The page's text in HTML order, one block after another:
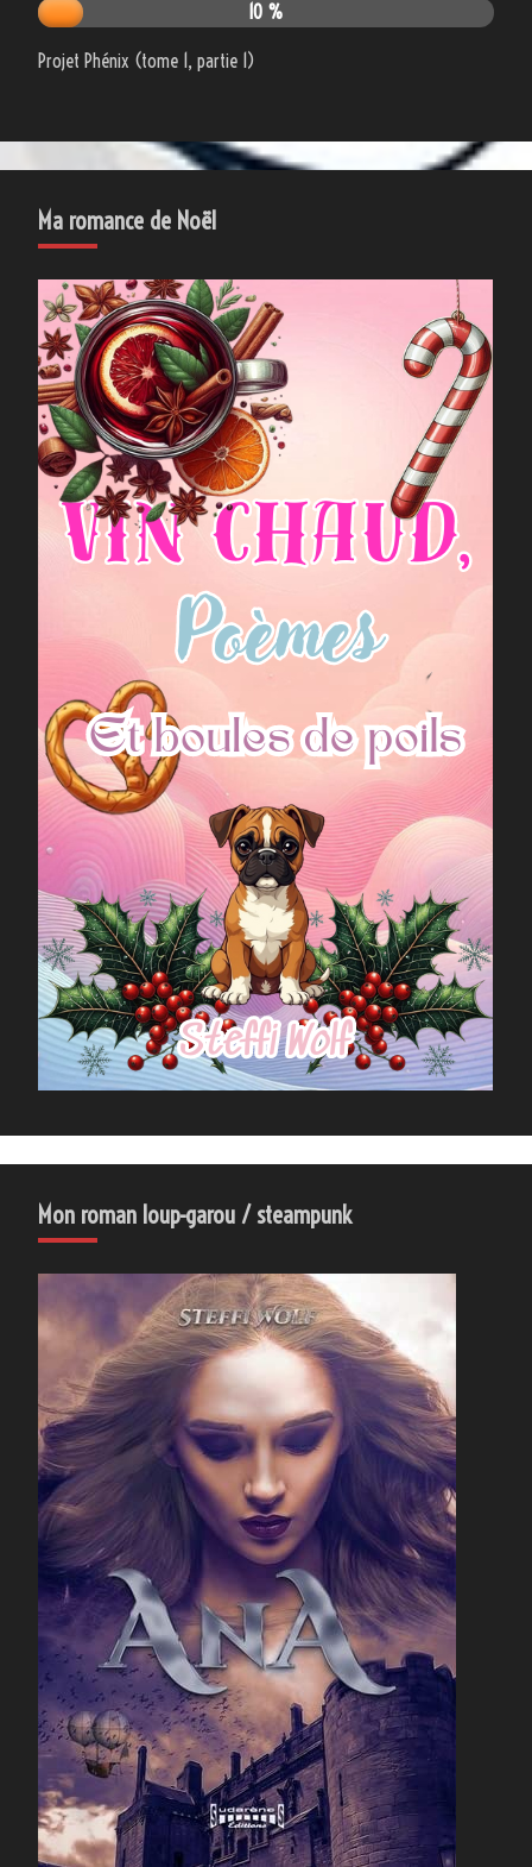
10 %
Projet Phénix (tome 1, partie 1)
Ma romance de Noël
Mon roman loup-garou / steampunk